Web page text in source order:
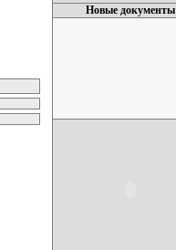
Новые документы